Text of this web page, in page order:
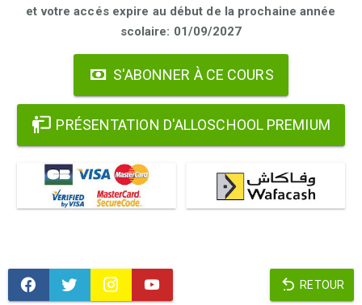
et votre accés expire au début de la prochaine année
scolaire: 01/09/2027
S'ABONNER À CE COURS
PRÉSENTATION D'ALLOSCHOOL PREMIUM
RETOUR